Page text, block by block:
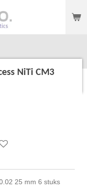
NiTi CM3
25 mm 6 stuks